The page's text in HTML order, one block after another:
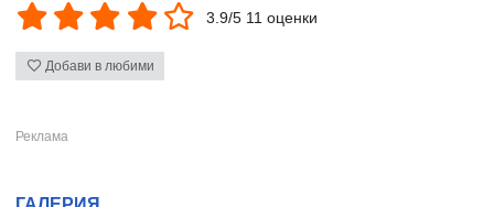
3.9/5 11 оценки
Добави в любими